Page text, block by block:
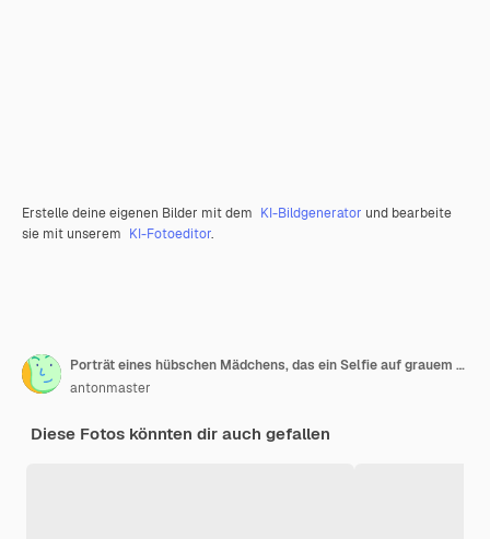
Erstelle deine eigenen Bilder mit dem KI-Bildgenerator und bearbeite
sie mit unserem KI-Fotoeditor.
Porträt eines hübschen Mädchens, das ein Selfie auf grauem Hintergrund macht
antonmaster
Diese Fotos könnten dir auch gefallen